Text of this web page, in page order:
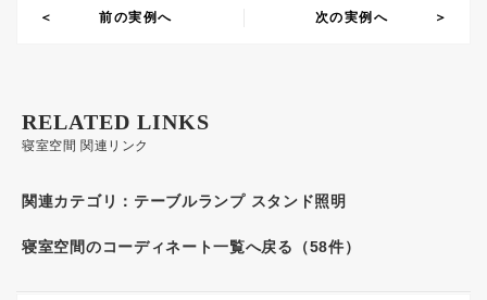
前の実例へ 次の実例へ
寝室空間 関連リンク
RELATED LINKS
関連カテゴリ： テーブルランプ スタンド照明
寝室空間のコーディネート一覧へ戻る（58件）